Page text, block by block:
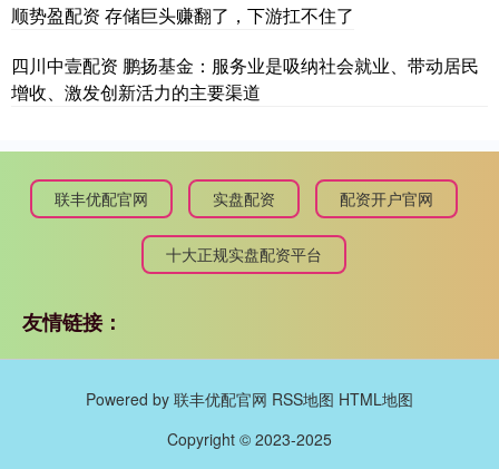
顺势盈配资 存储巨头赚翻了，下游扛不住了
四川中壹配资 鹏扬基金：服务业是吸纳社会就业、带动居民
增收、激发创新活力的主要渠道
联丰优配官网 实盘配资 配资开户官网
十大正规实盘配资平台
友情链接：
Powered by 联丰优配官网 RSS地图 HTML地图
Copyright © 2023-2025